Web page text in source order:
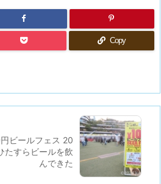
Copy
ビールフェス 20
たすらビールを飲
んできた